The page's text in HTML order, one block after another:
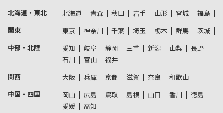
北海道・東北 北海道 青森 秋田 岩手 山形 宮城 福島
関東 東京 神奈川 千葉 埼玉 栃木 群馬 茨城
中部・北陸 愛知 岐阜 静岡 三重 新潟 山梨
長野
石川
富山 福井
関西 大阪 兵庫 京都 滋賀 奈良 和歌山
中国・四国 岡山 広島 鳥取 島根 山口 香川
徳島
愛媛
高知